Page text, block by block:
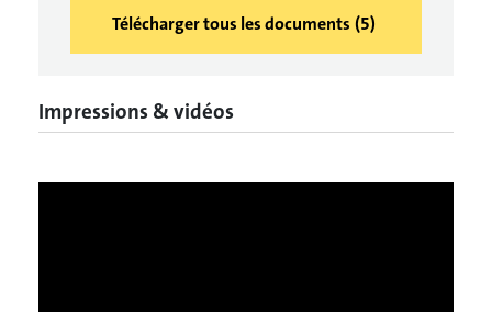
Télécharger tous les documents (5)
Impressions & vidéos